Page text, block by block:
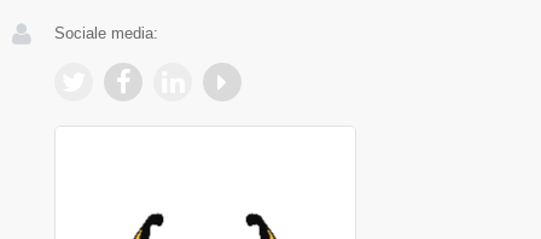
Sociale media: